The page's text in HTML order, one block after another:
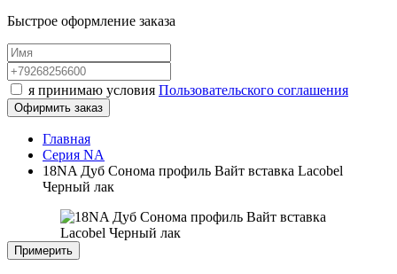
Быстрое оформление заказа
я принимаю условия Пользовательского соглашения
Офирмить заказ
Главная
Серия NA
18NA Дуб Сонома профиль Вайт вставка Lacobel
Черный лак
Примерить